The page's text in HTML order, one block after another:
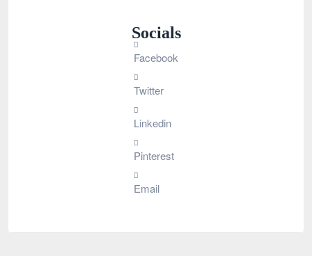
Socials
Facebook
Twitter
Linkedin
Pinterest
Email